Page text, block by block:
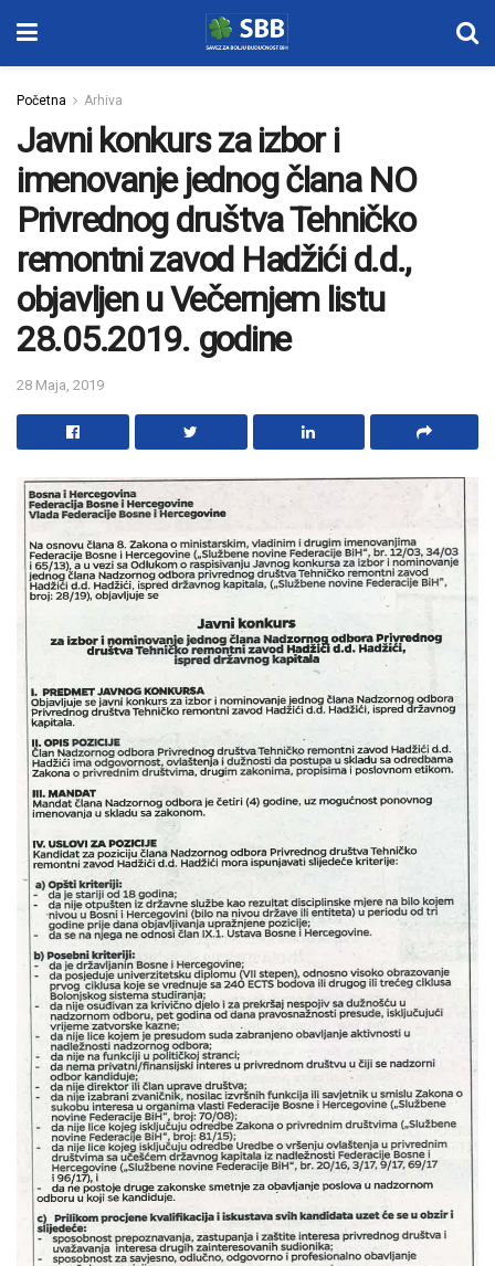
Početna Arhiva
Javni konkurs za izbor i
imenovanje jednog člana NO
Privrednog društva Tehničko
remontni zavod Hadžići d.d.,
objavljen u Večernjem listu
28.05.2019. godine
28 Maja, 2019